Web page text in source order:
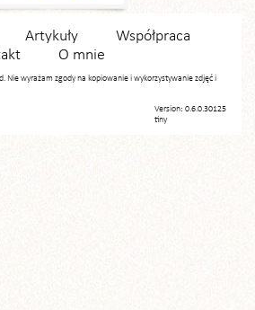
Artykuły
Współpraca
O mnie
Nie wyrażam zgody na kopiowanie i wykorzystywanie zdjęć i
Version: 0.6.0.30125
tiny